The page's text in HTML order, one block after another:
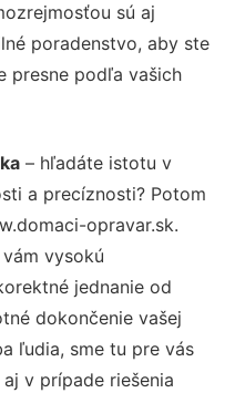
sú aj
poradenstvo, aby ste
presne podľa vašich
– hľadáte istotu v
a precíznosti? Potom
opravar.sk.
vysokú
jednanie od
dokončenie vašej
ľudia, sme tu pre vás
v prípade riešenia